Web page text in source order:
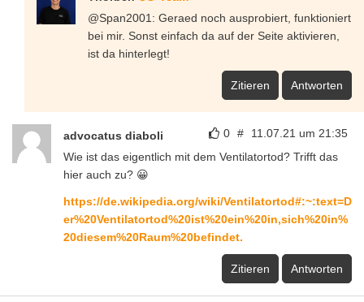
@Span2001: Geraed noch ausprobiert, funktioniert
bei mir. Sonst einfach da auf der Seite aktivieren,
ist da hinterlegt!
Zitieren Antworten
0 # 11.07.21 um 21:35
advocatus diaboli
Wie ist das eigentlich mit dem Ventilatortod? Trifft das
hier auch zu? 😀
https://de.wikipedia.org/wiki/Ventilatortod#:~:text=D
er%20Ventilatortod%20ist%20ein%20in,sich%20in%
20diesem%20Raum%20befindet.
Zitieren Antworten